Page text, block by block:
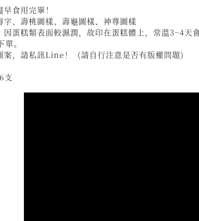
食用完畢！
字、壽桃圖樣、壽龜圖樣、神尊圖樣
因蛋糕類表面較濕潤，故印在蛋糕體上，常溫3~4
。
案，請私訊Line！ (請自行注意是否有版權問題)
支